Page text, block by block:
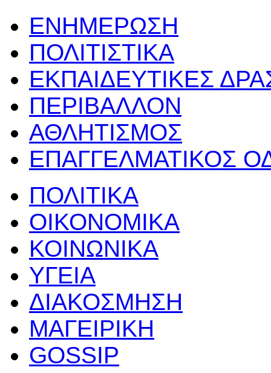
ΕΝΗΜΕΡΩΣΗ
ΠΟΛΙΤΙΣΤΙΚΑ
ΕΚΠΑΙΔΕΥΤΙΚΕΣ
ΠΕΡΙΒΑΛΛΟΝ
ΑΘΛΗΤΙΣΜΟΣ
ΕΠΑΓΓΕΛΜΑΤΙΚΟΣ
ΠΟΛΙΤΙΚΑ
ΟΙΚΟΝΟΜΙΚΑ
ΚΟΙΝΩΝΙΚΑ
ΥΓΕΙΑ
ΔΙΑΚΟΣΜΗΣΗ
ΜΑΓΕΙΡΙΚΗ
GOSSIP